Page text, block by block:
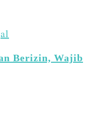
Berizin, Wajib